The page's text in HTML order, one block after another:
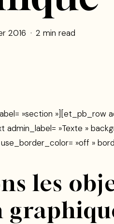
2016 2 min read
»section »][et_pb_row
»Texte »
»off »
les